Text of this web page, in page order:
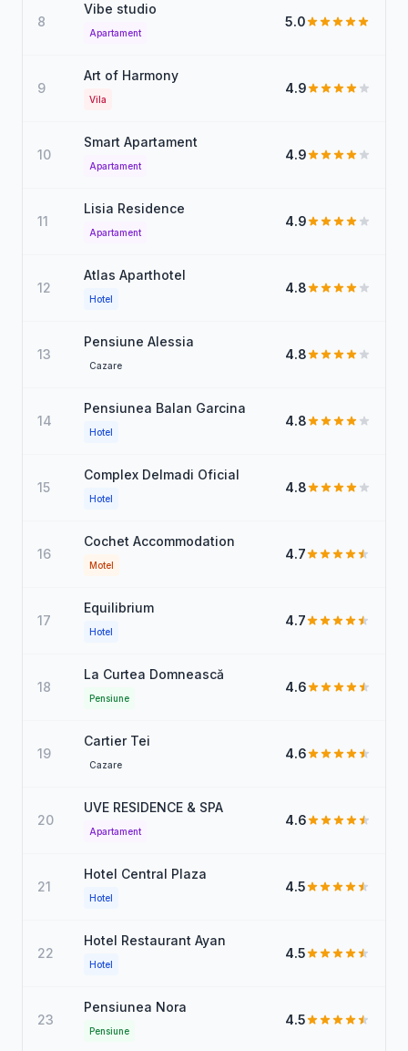
8
Vibe studio
Apartament
5.0
9
Art of Harmony
Vila
4.9
10
Smart Apartament
Apartament
4.9
11
Lisia Residence
Apartament
4.9
12
Atlas Aparthotel
Hotel
4.8
13
Pensiune Alessia
Cazare
4.8
14
Pensiunea Balan Garcina
Hotel
4.8
15
Complex Delmadi Oficial
Hotel
4.8
16
Cochet Accommodation
Motel
4.7
17
Equilibrium
Hotel
4.7
18
La Curtea Domnească
Pensiune
4.6
19
Cartier Tei
Cazare
4.6
20
UVE RESIDENCE & SPA
Apartament
4.6
21
Hotel Central Plaza
Hotel
4.5
22
Hotel Restaurant Ayan
Hotel
4.5
23
Pensiunea Nora
Pensiune
4.5